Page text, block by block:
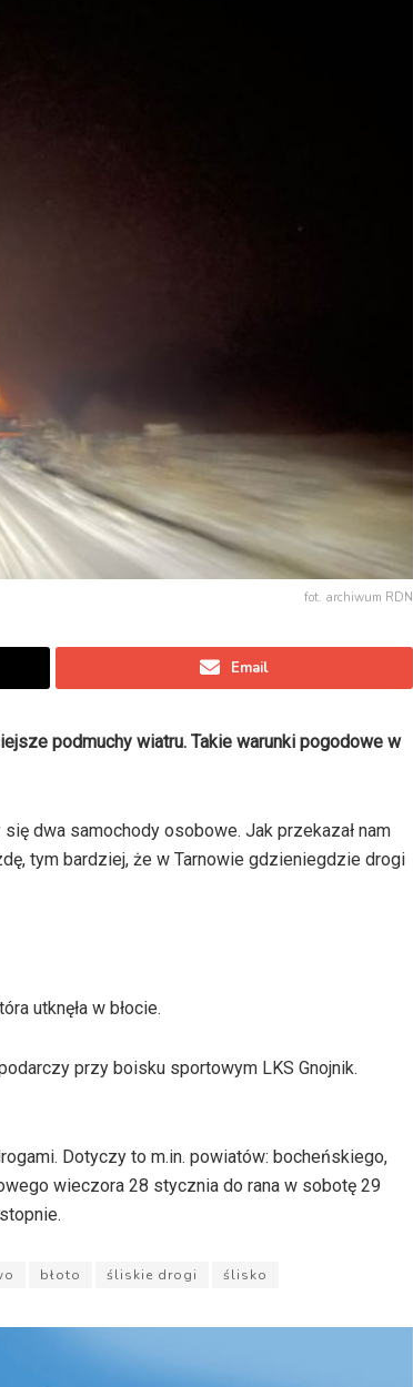
fot. archiwum RDN
Email
podmuchy wiatru. Takie warunki pogodowe w
dwa samochody osobowe. Jak przekazał nam
tym bardziej, że w Tarnowie gdzieniegdzie drogi
utknęła w błocie.
przy boisku sportowym LKS Gnojnik.
Dotyczy to m.in. powiatów: bocheńskiego,
wieczora 28 stycznia do rana w sobotę 29
błoto śliskie drogi ślisko